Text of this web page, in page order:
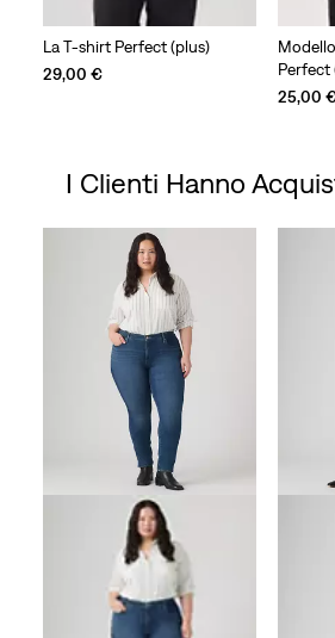
La T-shirt Perfect (plus)
29,00 €
Perfect
25,00
I Clienti Hanno